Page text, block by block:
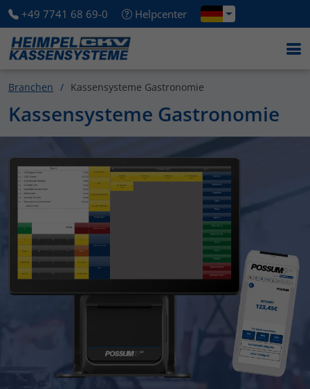
+49 7741 68 69-0 Helpcenter
Branchen Kassensysteme Gastronomie
Kassensysteme Gastronomie